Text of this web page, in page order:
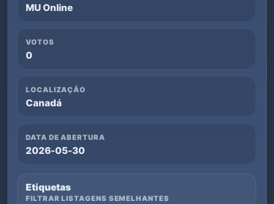
MU Online
VOTOS
0
LOCALIZAÇÃO
Canadá
DATA DE ABERTURA
2026-05-30
Etiquetas
FILTRAR LISTAGENS SEMELHANTES